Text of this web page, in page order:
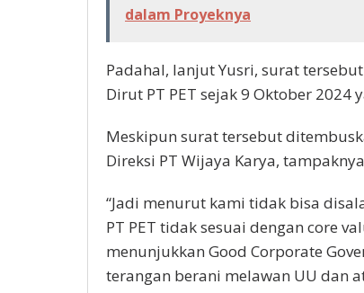
dalam Proyeknya
Padahal, lanjut Yusri, surat
Dirut PT PET sejak 9 Oktober 2024
Meskipun surat tersebut
Direksi PT Wijaya Karya,
“Jadi menurut kami tidak bisa
PT PET tidak sesuai dengan core
menunjukkan Good Corporate
terangan berani melawan UU dan